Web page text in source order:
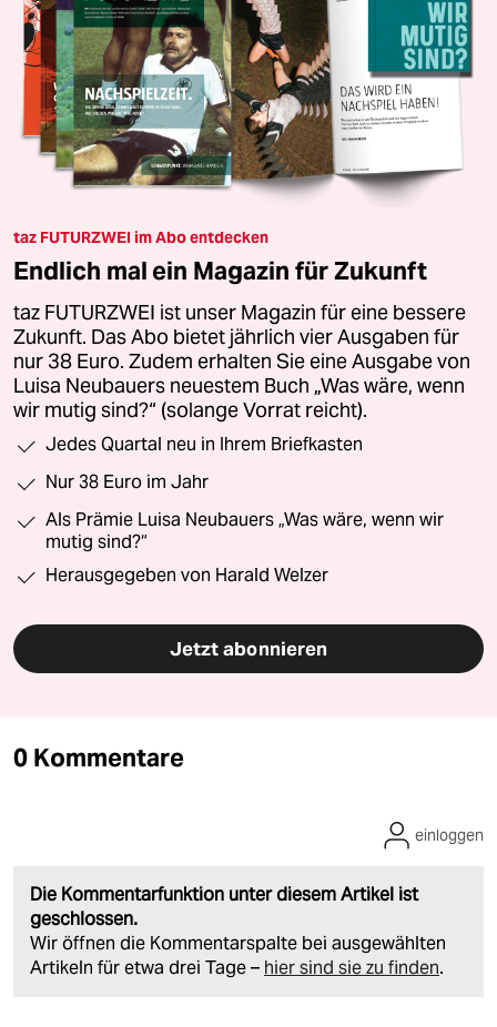
taz FUTURZWEI im Abo entdecken
Endlich mal ein Magazin für Zukunft
taz FUTURZWEI ist unser Magazin für eine bessere
Zukunft. Das Abo bietet jährlich vier Ausgaben für
nur 38 Euro. Zudem erhalten Sie eine Ausgabe von
Luisa Neubauers neuestem Buch „Was wäre, wenn
wir mutig sind?“ (solange Vorrat reicht).
Jedes Quartal neu in Ihrem Briefkasten
Nur 38 Euro im Jahr
Als Prämie Luisa Neubauers „Was wäre, wenn wir
mutig sind?“
Herausgegeben von Harald Welzer
Jetzt abonnieren
0 Kommentare
Die Kommentarfunktion unter diesem Artikel ist
geschlossen.
Wir öffnen die Kommentarspalte bei ausgewählten
Artikeln für etwa drei Tage – hier sind sie zu finden.
einloggen